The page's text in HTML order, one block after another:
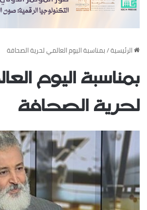
‏الرئيسية/بمناسبة اليوم العالمي لحرية الصحافة
بمناسبة اليوم
لحرية الصحافة